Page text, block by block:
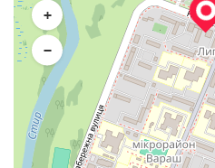
+
−